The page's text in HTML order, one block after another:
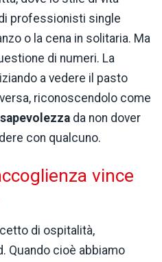
professionisti single
o la cena in solitaria. Ma
di numeri. La
a vedere il pasto
riconoscendolo come
da non dover
con qualcuno.
vince
di ospitalità,
Quando cioè abbiamo